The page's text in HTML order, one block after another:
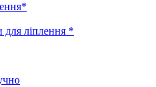
для ліплення *